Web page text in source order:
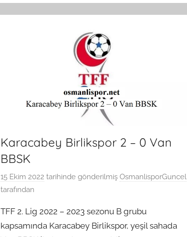
Karacabey Birlikspor 2 – 0 Van
BBSK
15 Ekim 2022 tarihinde gönderilmiş OsmanlisporGuncel
tarafından
TFF 2. Lig 2022 – 2023 sezonu B grubu
kapsamında Karacabey Birlikspor, yeşil sahada